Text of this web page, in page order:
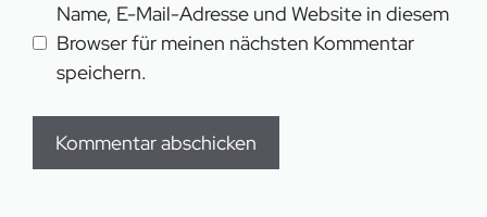
Name, E-Mail-Adresse und Website in diesem
Browser für meinen nächsten Kommentar
speichern.